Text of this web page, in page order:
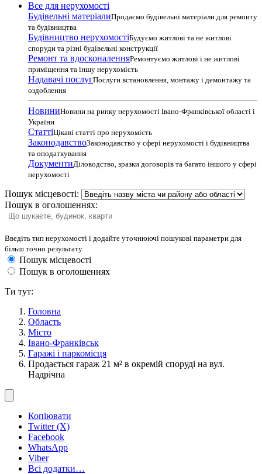
Все для нерухомості
Будівельні матеріалиПродаємо будівельні матеріали для ремонту
та будівництва
Будівництво нерухомостіБудуємо житлові та не житлові
споруди та різні будівельні конструкції
Ремонт та вдосконаленняРемонтуємо житлові і не житлові
приміщення та іншу нерухомість
Надавачі послугПослуги встановлення, монтажу і демонтажу та
оздоблення
НовиниНовини на ринку нерухомості Івано-Франківської області і
України
СтаттіЦікаві статті про нерухомість
ЗаконодавствоЗаконодавство у сфері нерухомості і будівництва
та оподаткування
ДокументиДіловодство, зразки договорів та багато іншого у сфері
нерухомості
Пошук місцевості:
Пошук в оголошеннях:
Введіть тип нерухомості і додайте уточнюючі пошукові параметри для
більш точно результату
Пошук місцевості
Пошук в оголошеннях
Ти тут:
Головна
Область
Місто
Івано-Франківськ
Гаражі і паркомісця
Продається гараж 21 м² в окремій споруді на вул.
Надрічна
Копіювати
Twitter (X)
Facebook
WhatsApp
Viber
Всі додатки…